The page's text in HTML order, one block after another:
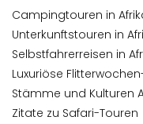
Campingtouren in
Unterkunftstouren in
Selbstfahrerreisen in
Luxuriöse
Stämme und Kulturen
Zitate zu Safari-Touren